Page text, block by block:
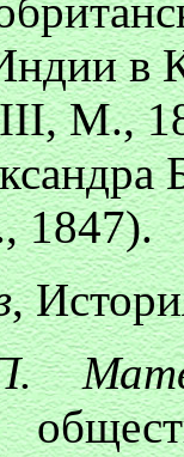
в
М.,
1847).
,